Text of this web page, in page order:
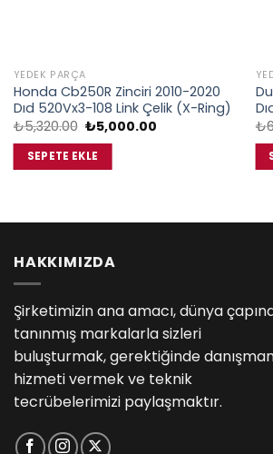
YEDEK PARÇA
Honda Cb250R Zinciri 2010-2020
Dıd 520Vx3-108 Link Çelik (X-Ring)
₺5,320.00 Orijinal
fiyat:
₺5,320.00.
₺5,000.00
SEPETE EKLE
₺
HAKKIMIZDA
Şirketimizin ana amacı, dünya
tanınmış markalarla sizleri
buluşturmak, gerektiğinde
hizmeti vermek ve teknik
tecrübelerimizi paylaşmaktır.